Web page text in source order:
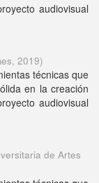
audiovisual
, 2019)
técnicas que
en la creación
audiovisual
de Artes